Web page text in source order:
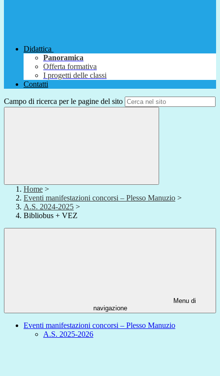
Didattica
Panoramica
Offerta formativa
I progetti delle classi
Contatti
Campo di ricerca per le pagine del sito
Home >
Eventi manifestazioni concorsi – Plesso Manuzio >
A.S. 2024-2025 >
Bibliobus + VEZ
Menu di
navigazione
Eventi manifestazioni concorsi – Plesso Manuzio
A.S. 2025-2026